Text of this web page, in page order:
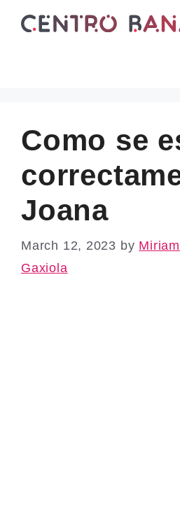
Como se
Joana
March 12, 2023 by
Gaxiola